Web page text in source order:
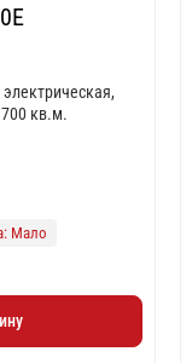
кв.м.
Мало